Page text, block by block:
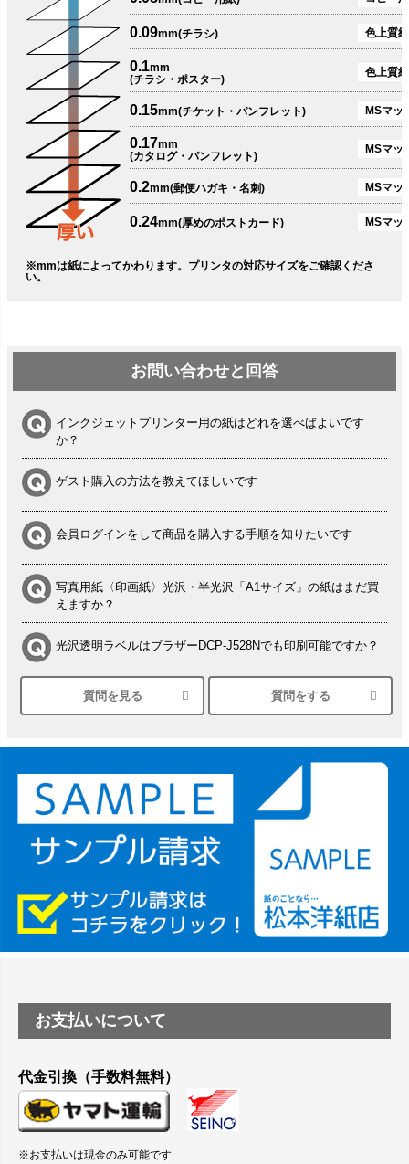
0.09mm(チラシ) 色上質
0.1mm
(チラシ・ポスター)
色上質
0.15mm(チケット・パンフレット) MSマッ
0.17mm
(カタログ・パンフレット)
MSマッ
0.2mm(郵便ハガキ・名刺) MSマッ
0.24mm(厚めのポストカード) MSマッ
※mmは紙によってかわります。プリンタの対応サイズをご確認くださ
い。
お問い合わせと回答
インクジェットプリンター用の紙はどれを選べばよいです
か？
ゲスト購入の方法を教えてほしいです
会員ログインをして商品を購入する手順を知りたいです
写真用紙〈印画紙〉光沢・半光沢「A1サイズ」の紙はまだ買
えますか？
光沢透明ラベルはブラザーDCP-J528Nでも印刷可能ですか？
シルバーペーパーにEPSON EP-30VAで印刷するときの設定
は？
ーSC-P8050に対応してますか
塩ビのロール紙で離型紙が透明の商品はありますか
つや消し半透明ラベルのロールタイプはありますか？
縦420mm×横650mmの包装紙に適した紙はありますか？
質問を見る 質問をする
お支払いについて
代金引換（手数料無料）
※お支払いは現金のみ可能です